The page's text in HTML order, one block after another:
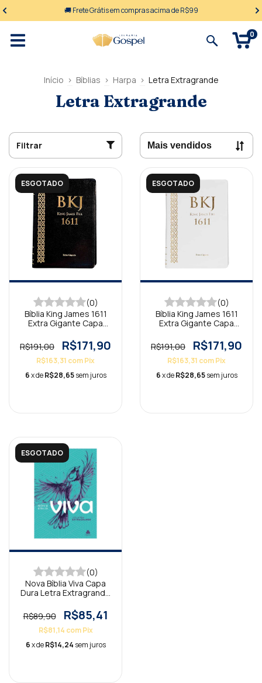
🚚 Frete Grátis em compras acima de R$99
0
Início > Bíblias > Harpa > Letra Extragrande
Letra Extragrande
Filtrar
ESGOTADO
(0)
Bíblia King James 1611
Extra Gigante Capa
R$191,00
R$171,90
R$163,31 comPix
6x deR$28,65 sem juros
ESGOTADO
(0)
Bíblia King James 1611
Extra Gigante Capa
R$191,00
R$171,90
R$163,31 comPix
6x deR$28,65 sem juros
ESGOTADO
(0)
Nova Bíblia Viva Capa
Dura Letra Extragrande
R$89,90
R$85,41
R$81,14 com Pix
6x deR$14,24 sem juros